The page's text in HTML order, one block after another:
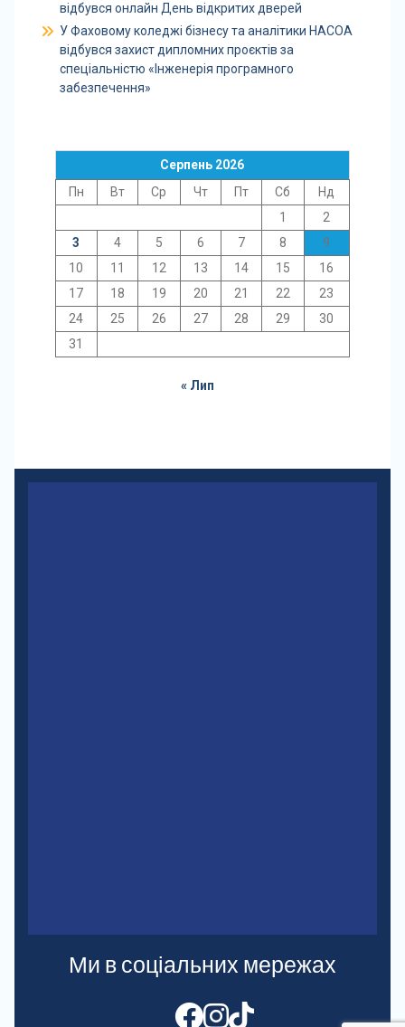
відбувся онлайн День відкритих дверей
У Фаховому коледжі бізнесу та аналітики НАСОА
відбувся захист дипломних проєктів за
спеціальністю «Інженерія програмного
забезпечення»
Серпень 2026
Пн
Вт Ср Чт Пт Сб
Нд
1
2
3
4 5 6 7 8
9
10
11 12 13 14 15
16
17
18 19 20 21 22
23
24
25 26 27 28 29
30
31
« Лип
Ми в соціальних мережах